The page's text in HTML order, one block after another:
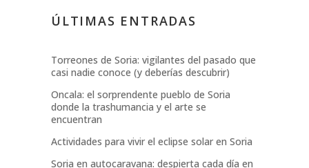
ÚLTIMAS ENTRADAS
Torreones de Soria: vigilantes del pasado que
casi nadie conoce (y deberías descubrir)
Oncala: el sorprendente pueblo de Soria
donde la trashumancia y el arte se
encuentran
Actividades para vivir el eclipse solar en Soria
Soria en autocaravana: despierta cada día en